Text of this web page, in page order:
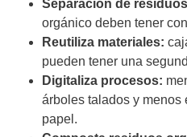
Separación de
orgánico deben tener
Reutiliza materiales:
pueden tener una
Digitaliza procesos:
árboles talados y
papel.